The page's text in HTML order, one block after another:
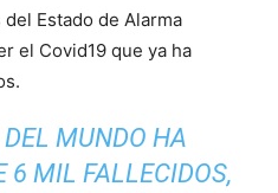
Estado de Alarma
el Covid19 que ya ha
DEL MUNDO HA
6 MIL FALLECIDOS,